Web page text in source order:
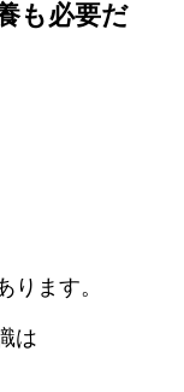
も必要だ
ります。
は